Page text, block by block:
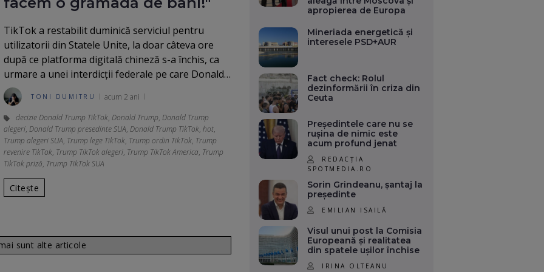
TikTok a restabilit duminică serviciul pentru
utilizatorii din Statele Unite, la doar câteva ore
după ce platforma digitală chineză s-a închis, ca
urmare a unei interdicții federale pe care Donald…
TONI DUMITRU acum 2 ani
decizie Donald Trump TikTok, Donald Trump, Donald Trump
alegeri, Donald Trump presedinte SUA, Donald Trump TikTok, hot,
Trump alegeri SUA, Trump lege TikTok, Trump ordin TikTok, Trump
revenire TikTok, Trump TikTok alegeri, Trump TikTok America, Trump
TikTok priză, Trump TikTok SUA
Citește
sunt alte articole
apropierea de Europa
Mineriada energetică și
interesele PSD+AUR
Fact check: Rolul
dezinformării în criza din
Ceuta
Președintele care nu se
rușina de nimic este
acum profund jenat
REDACȚIA
SPOTMEDIA.RO
Sorin Grindeanu, șantaj la
președinte
EMILIAN ISAILĂ
Visul unui post la Comisia
Europeană și realitatea
din spatele ușilor închise
IRINA OLTEANU